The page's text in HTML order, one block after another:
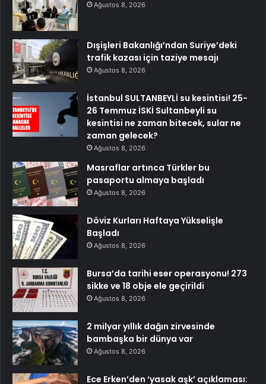
Ağustos 8, 2026
Dışişleri Bakanlığı’ndan Suriye’deki
trafik kazası için taziye mesajı
Ağustos 8, 2026
İstanbul SULTANBEYLİ su kesintisi! 25-
26 Temmuz İSKİ Sultanbeyli su
kesintisi ne zaman bitecek, sular ne
zaman gelecek?
Ağustos 8, 2026
Masraflar artınca Türkler bu
pasaportu almaya başladı
Ağustos 8, 2026
Döviz Kurları Haftaya Yükselişle
Başladı
Ağustos 8, 2026
Bursa’da tarihi eser operasyonu! 273
sikke ve 18 obje ele geçirildi
Ağustos 8, 2026
2 milyar yıllık dağın zirvesinde
bambaşka bir dünya var
Ağustos 8, 2026
Ece Erken’den ‘yasak aşk’ açıklaması: